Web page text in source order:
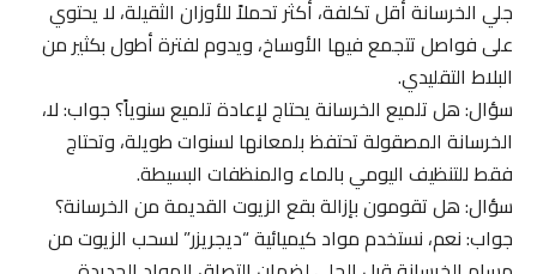
جلي الخرسانة أقل تكلفة، أكثر تحملاً للأوزان الثقيلة، لا يحتوي
على فواصل تتجمع فيها الأوساخ، ويدوم لفترة أطول بكثير من
البلاط التقليدي.
سؤال: هل تلميع الخرسانة يحتاج لإعادة تلميع سنوياً؟ جواب: لا،
الخرسانة المصقولة تحتفظ بلمعانها لسنوات طويلة، وتحتاج
فقط للتنظيف اليومي بالماء والمنظفات البسيطة.
سؤال: هل تقومون بإزالة بقع الزيوت القديمة من الخرسانة؟
جواب: نعم، نستخدم مواد كيميائية “ديجريزر” لسحب الزيوت من